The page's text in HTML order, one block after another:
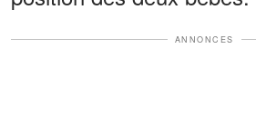
ANNONCES